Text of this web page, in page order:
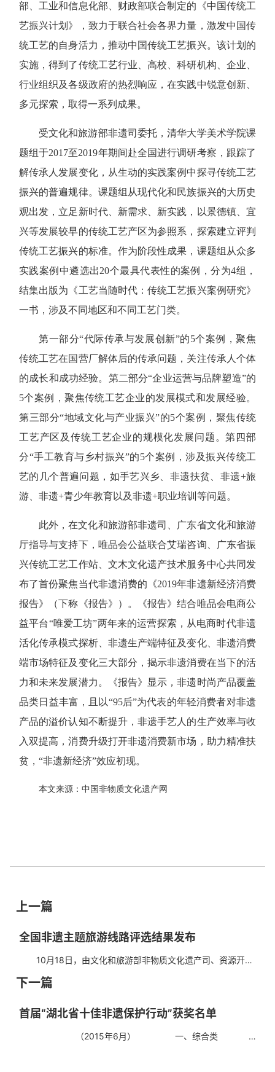
部、工业和信息化部、财政部联合制定的《中国传统工
艺振兴计划》，致力于联合社会各界力量，激发中国传
统工艺的自身活力，推动中国传统工艺振兴。该计划的
实施，得到了传统工艺行业、高校、科研机构、企业、
行业组织及各级政府的热烈响应，在实践中锐意创新、
多元探索，取得一系列成果。
受文化和旅游部非遗司委托，清华大学美术学院课
题组于2017至2019年期间赴全国进行调研考察，跟踪了
解传承人发展变化，从生动的实践案例中探寻传统工艺
振兴的普遍规律。课题组从现代化和民族振兴的大历史
观出发，立足新时代、新需求、新实践，以景德镇、宜
兴等发展较早的传统工艺产区为参照系，探索建立评判
传统工艺振兴的标准。作为阶段性成果，课题组从众多
实践案例中遴选出20个最具代表性的案例，分为4组，
结集出版为《工艺当随时代：传统工艺振兴案例研究》
一书，涉及不同地区和不同工艺门类。
第一部分“代际传承与发展创新”的5个案例，聚焦
传统工艺在国营厂解体后的传承问题，关注传承人个体
的成长和成功经验。第二部分“企业运营与品牌塑造”的
5个案例，聚焦传统工艺企业的发展模式和发展经验。
第三部分“地域文化与产业振兴”的5个案例，聚焦传统
工艺产区及传统工艺企业的规模化发展问题。第四部
分“手工教育与乡村振兴”的5个案例，涉及振兴传统工
艺的几个普遍问题，如手艺兴乡、非遗扶贫、非遗+旅
游、非遗+青少年教育以及非遗+职业培训等问题。
此外，在文化和旅游部非遗司、广东省文化和旅游
厅指导与支持下，唯品会公益联合艾瑞咨询、广东省振
兴传统工艺工作站、文木文化遗产技术服务中心共同发
布了首份聚焦当代非遗消费的《2019年非遗新经济消费
报告》（下称《报告》）。《报告》结合唯品会电商公
益平台“唯爱工坊”两年来的运营探索，从电商时代非遗
活化传承模式探析、非遗生产端特征及变化、非遗消费
端市场特征及变化三大部分，揭示非遗消费在当下的活
力和未来发展潜力。《报告》显示，非遗时尚产品覆盖
品类日益丰富，且以“95后”为代表的年轻消费者对非遗
产品的溢价认知不断提升，非遗手艺人的生产效率与收
入双提高，消费升级打开非遗消费新市场，助力精准扶
贫，“非遗新经济”效应初现。
本文来源：中国非物质文化遗产网
上一篇
全国非遗主题旅游线路评选结果发布
10月18日，由文化和旅游部非物质文化遗产司、资源开发
司指导，中国非物质文化遗产保护协会主办，贵州省文化和旅
游厅、黔东南州政府、中国旅游协会、中国旅行社协会...
下一篇
首届“湖北省十佳非遗保护行动”获奖名单
（2015年6月） 一、综合类